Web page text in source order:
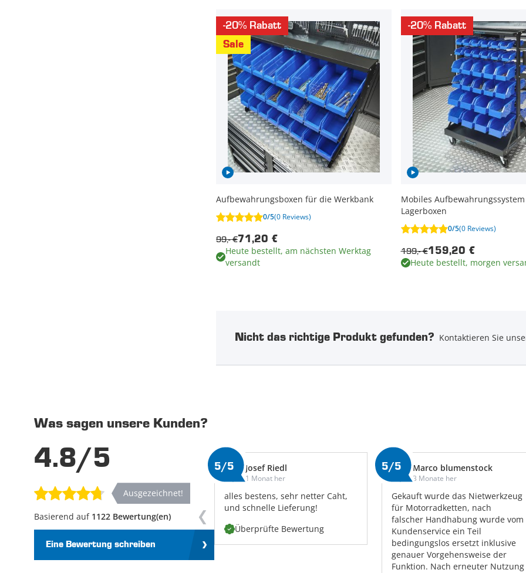
-20% Rabatt
Sale
Aufbewahrungsboxen für die Werkbank
0/5(0 Reviews)
71,20 €
99,- €
Heute bestellt, am nächsten Werktag
versandt
-20% Rabatt
Mobiles
Lagerboxen
0/5(0 Reviews)
159,20 €
199,- €
Heute bestellt, morgen
Nicht das richtige Produkt gefunden? Kontaktieren Sie
Was sagen unsere Kunden?
4.8/5
Ausgezeichnet!
Basierend auf 1122 Bewertung(en)
Eine Bewertung schreiben
5/5 Josef Riedl
1 Monat her
alles bestens, sehr netter Caht,
und schnelle Lieferung!
Überprüfte Bewertung
5/5 Marco blumenstock
3 Monate her
Gekauft wurde das Nietwerkzeug
für Motorradketten, nach
falscher Handhabung wurde vom
Kundenservice ein Teil
bedingungslos ersetzt inklusive
genauer Vorgehensweise der
Funktion. Nach erneuter Nutzung